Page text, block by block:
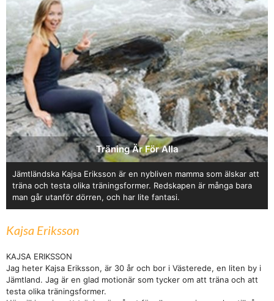
Träning Är För Alla
Jämtländska Kajsa Eriksson är en nybliven mamma som älskar att
träna och testa olika träningsformer. Redskapen är många bara
man går utanför dörren, och har lite fantasi.
Kajsa Eriksson
KAJSA ERIKSSON
Jag heter Kajsa Eriksson, är 30 år och bor i Västerede, en liten by i
Jämtland. Jag är en glad motionär som tycker om att träna och att
testa olika träningsformer.